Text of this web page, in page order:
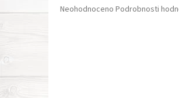
Průměrné
Neohodnoceno Podrobnosti